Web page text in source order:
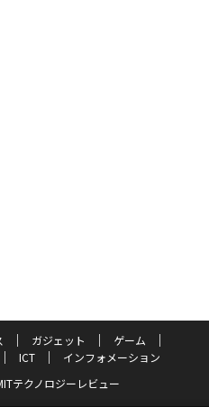
ガジェット
ゲーム
ICT
インフォメーション
テクノロジーレビュー